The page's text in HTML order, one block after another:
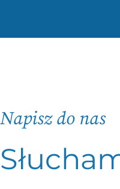
Napisz do nas